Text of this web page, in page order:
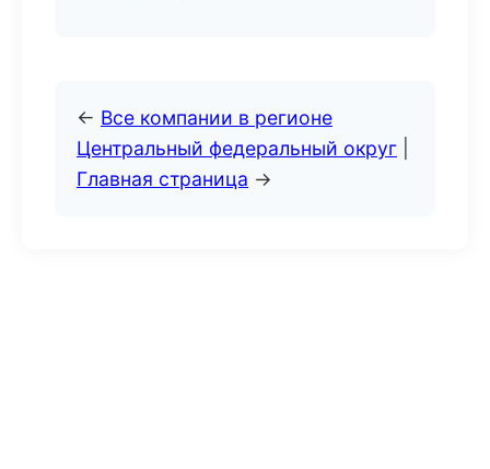
← Все компании в регионе
Центральный федеральный округ
Главная страница →